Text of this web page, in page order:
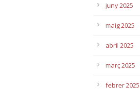
juny 2025
maig 2025
abril 2025
març 2025
febrer 2025